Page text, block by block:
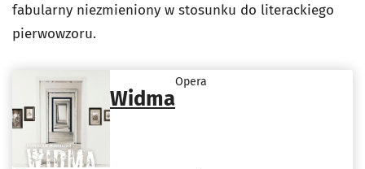
fabularny niezmieniony w stosunku do literackiego
pierwowzoru.
Widma
Opera